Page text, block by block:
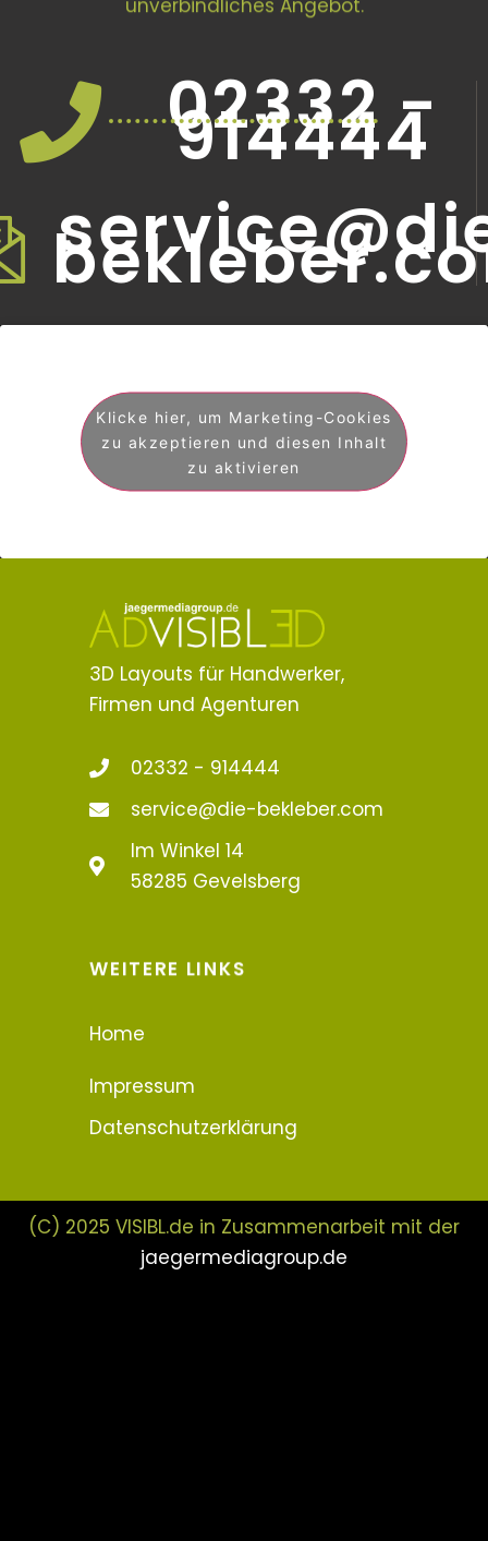
02332 -
914444
Klicke hier, um Marketing-Cookies
zu akzeptieren und diesen Inhalt
zu aktivieren
3D Layouts für Handwerker,
Firmen und Agenturen
02332 - 914444
service@die-bekleber.com
Im Winkel 14
58285 Gevelsberg
WEITERE LINKS
Home
Impressum
Datenschutzerklärung
(C) 2025 VISIBL.de in Zusammenarbeit mit der
jaegermediagroup.de